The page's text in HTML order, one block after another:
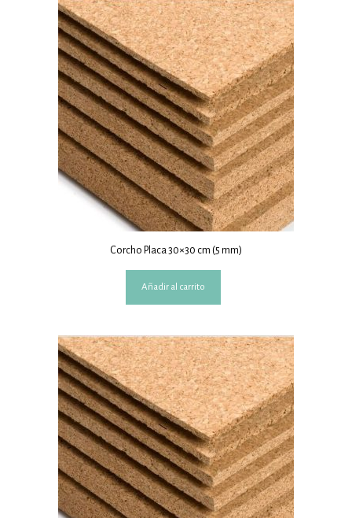
Corcho Placa 30×30 cm (5 mm)
Añadir al carrito